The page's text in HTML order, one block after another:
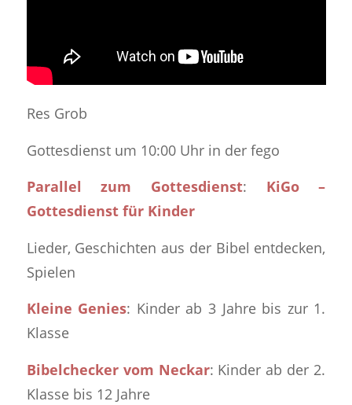
Res Grob
Gottesdienst um 10:00 Uhr in der fego
Parallel zum Gottesdienst: KiGo –
Gottesdienst für Kinder
Lieder, Geschichten aus der Bibel entdecken,
Spielen
Kleine Genies: Kinder ab 3 Jahre bis zur 1.
Klasse
Bibelchecker vom Neckar: Kinder ab der 2.
Klasse bis 12 Jahre